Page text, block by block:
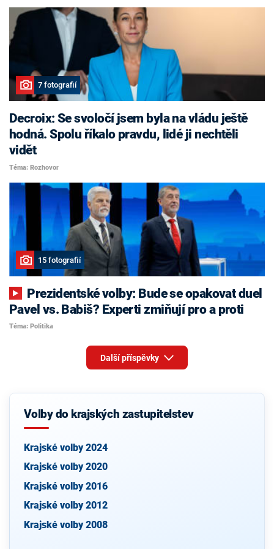
7 fotografií
Decroix: Se svoločí jsem byla na vládu ještě
hodná. Spolu říkalo pravdu, lidé ji nechtěli
vidět
Téma: Rozhovor
15 fotografií
Pavel vs. Babiš? Experti zmiňují pro a proti
Téma: Politika
Další příspěvky
Volby do krajských zastupitelstev
Krajské volby 2024
Krajské volby 2020
Krajské volby 2016
Krajské volby 2012
Krajské volby 2008